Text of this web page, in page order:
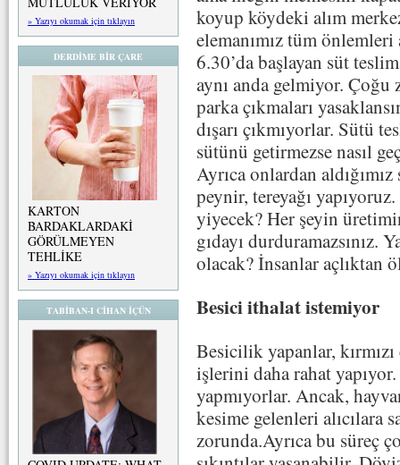
» Yazıyı okumak için tıklayın
DERDİME BİR ÇARE
KARTON
BARDAKLARDAKİ
GÖRÜLMEYEN
TEHLİKE
» Yazıyı okumak için tıklayın
TABİBAN-I CİHAN İÇÜN
koyup köydeki alım
elemanımız tüm
6.30’da başlayan süt
aynı anda gelmiyor. Çoğu
parka çıkmaları
dışarı çıkmıyorlar. Sütü
sütünü getirmezse nasıl
Ayrıca onlardan
peynir, tereyağı
yiyecek? Her şeyin
gıdayı durduramazsınız.
olacak? İnsanlar açlıktan
Besici ithalat istemiyor
Besicilik yapanlar,
işlerini daha rahat
yapmıyorlar. Ancak,
kesime gelenleri alıcılara
zorunda.Ayrıca bu süreç